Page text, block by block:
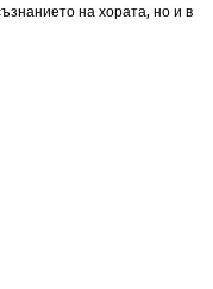
на хората, но и в